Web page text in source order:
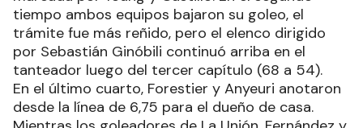
tiempo ambos equipos bajaron su goleo, el
trámite fue más reñido, pero el elenco dirigido
por Sebastián Ginóbili continuó arriba en el
tanteador luego del tercer capítulo (68 a 54).
En el último cuarto, Forestier y Anyeuri anotaron
desde la línea de 6,75 para el dueño de casa.